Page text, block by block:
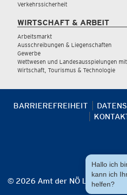
Verkehrssicherheit
WIRTSCHAFT & ARBEIT
Arbeitsmarkt
Ausschreibungen & Liegenschaften
Gewerbe
Wettwesen und Landesausspielungen
Wirtschaft, Tourismus & Technologie
BARRIEREFREIHEIT
© 2026 Amt der NÖ
Hallo ich
kann ich
helfen?